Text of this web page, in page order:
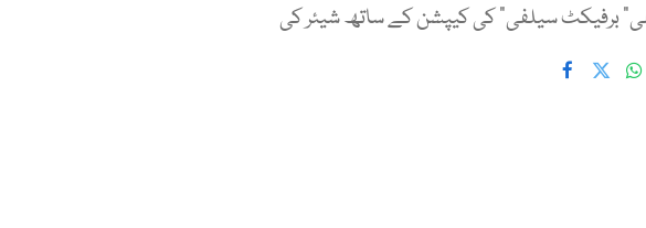
برفیکٹ سیلفی" کی کیپشن کے ساتھ شیئر کی